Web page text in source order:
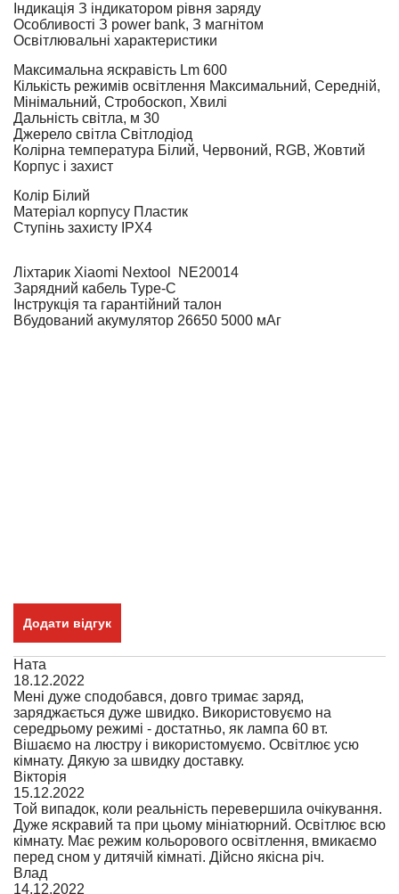
Індикація З індикатором рівня заряду
Особливості З power bank, З магнітом
Освітлювальні характеристики
Максимальна яскравість Lm 600
Кількість режимів освітлення Максимальний, Середній,
Мінімальний, Стробоскоп, Хвилі
Дальність світла, м 30
Джерело світла Світлодіод
Колірна температура Білий, Червоний, RGB, Жовтий
Корпус і захист
Колір Білий
Матеріал корпусу Пластик
Ступінь захисту IPX4
Ліхтарик Xiaomi Nextool NE20014
Зарядний кабель Type-C
Інструкція та гарантійний талон
Вбудований акумулятор 26650 5000 мАг
Додати відгук
Ната
18.12.2022
Мені дуже сподобався, довго тримає заряд,
заряджається дуже швидко. Використовуємо на
середрьому режимі - достатньо, як лампа 60 вт.
Вішаємо на люстру і використомуємо. Освітлює усю
кімнату. Дякую за швидку доставку.
Вікторія
15.12.2022
Той випадок, коли реальність перевершила очікування.
Дуже яскравий та при цьому мініатюрний. Освітлює всю
кімнату. Має режим кольорового освітлення, вмикаємо
перед сном у дитячій кімнаті. Дійсно якісна річ.
Влад
14.12.2022